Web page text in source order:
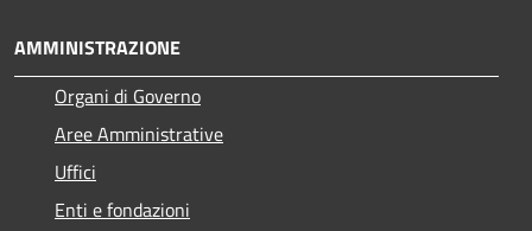
AMMINISTRAZIONE
Organi di Governo
Aree Amministrative
Uffici
Enti e fondazioni